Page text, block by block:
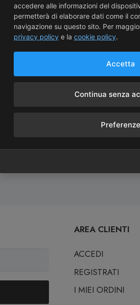
Consegne Rapide
AREA CLIENTI
ACCEDI
REGISTRATI
I MIEI ORDINI
accedere alle informazioni del
permetterà di elaborare dati come il
navigazione su questo sito. Per
privacy policy e la cookie policy.
Accetta
Continua senza
Preferenze